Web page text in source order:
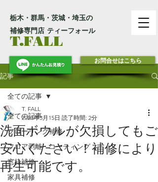
栃木・群馬・茨城・埼玉の
補修専門店 ティーフォール
T.FALL
お問合せはこちら
記事
全ての記事
フローリング補修
フロア剥離・コーティング
窓枠補修
家具補修
全ての記事
洗面ボウルが欠損してもご
安心ください！補修により
再生可能です。
T. FALL
2023年3月15日 読了時間: 2分